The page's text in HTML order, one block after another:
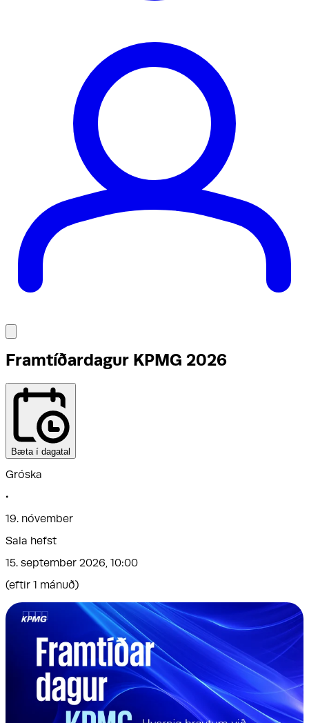
Framtíðardagur KPMG 2026
Bæta í dagatal
Gróska
•
19. nóvember
Sala hefst
15. september 2026, 10:00
(eftir 1 mánuð)